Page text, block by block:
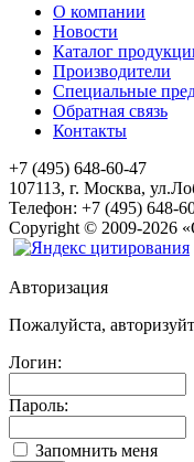
О компании
Новости
Каталог
Производители
Специальные
Обратная связь
Контакты
+7 (495) 648-60-47
107113, г. Москва,
Телефон: +7 (495) 648-
Copyright © 2009-2026
Авторизация
Пожалуйста,
Логин:
Пароль:
Запомнить меня